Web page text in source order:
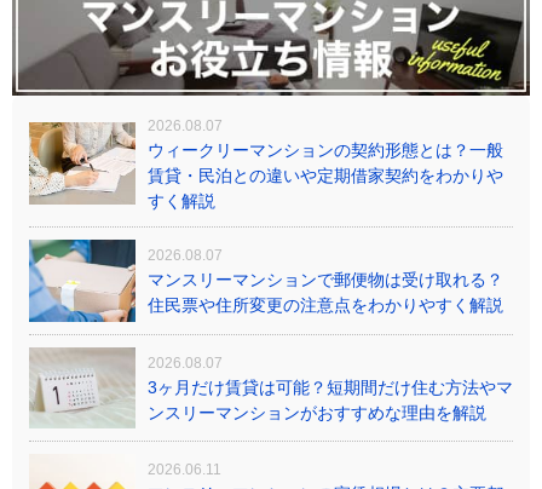
2026.08.07
ウィークリーマンションの契約形態とは？一般
賃貸・民泊との違いや定期借家契約をわかりや
すく解説
2026.08.07
マンスリーマンションで郵便物は受け取れる？
住民票や住所変更の注意点をわかりやすく解説
2026.08.07
3ヶ月だけ賃貸は可能？短期間だけ住む方法やマ
ンスリーマンションがおすすめな理由を解説
2026.06.11